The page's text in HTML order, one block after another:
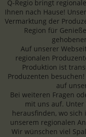
Q-Regio bringt
Ihnen nach Hause!
Vermarktung der
Region für
Auf unserer
regionalen
Produktion ist
Produzenten
auf
Bei weiteren Fragen
mit uns auf. Unter
herausfinden, wo
unserem regionalen
Wir wünschen viel